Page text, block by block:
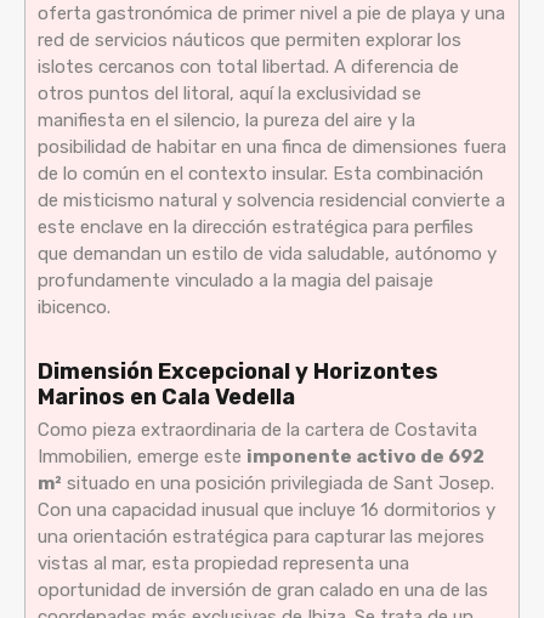
oferta gastronómica de primer nivel a pie de playa y una
red de servicios náuticos que permiten explorar los
islotes cercanos con total libertad. A diferencia de
otros puntos del litoral, aquí la exclusividad se
manifiesta en el silencio, la pureza del aire y la
posibilidad de habitar en una finca de dimensiones fuera
de lo común en el contexto insular. Esta combinación
de misticismo natural y solvencia residencial convierte a
este enclave en la dirección estratégica para perfiles
que demandan un estilo de vida saludable, autónomo y
profundamente vinculado a la magia del paisaje
ibicenco.
Dimensión Excepcional y Horizontes
Marinos en Cala Vedella
Como pieza extraordinaria de la cartera de Costavita
Immobilien, emerge este imponente activo de 692
m² situado en una posición privilegiada de Sant Josep.
Con una capacidad inusual que incluye 16 dormitorios y
una orientación estratégica para capturar las mejores
vistas al mar, esta propiedad representa una
oportunidad de inversión de gran calado en una de las